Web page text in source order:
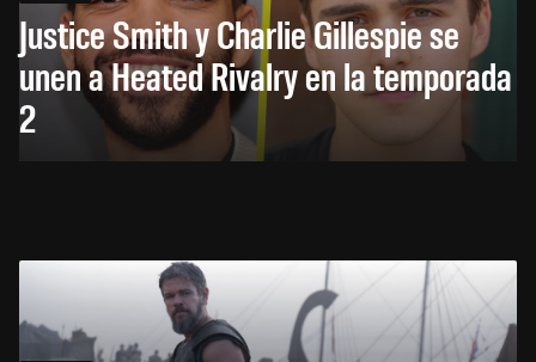
Justice Smith y Charlie Gillespie se
unen a Heated Rivalry en la temporada
2